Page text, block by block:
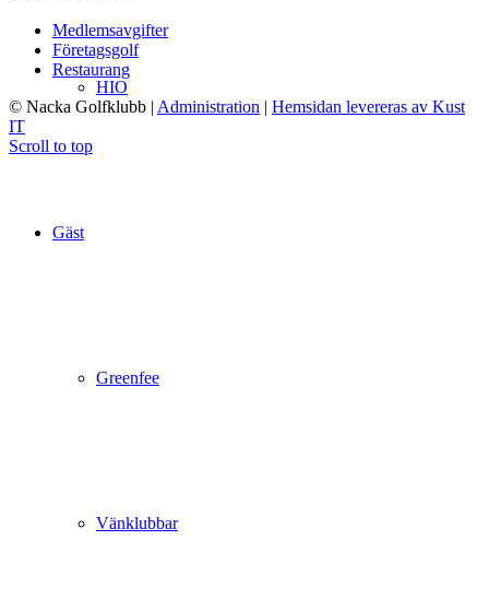
HIO
Gäst
Greenfee
Vänklubbar
Medlemsavgifter
Företagsgolf
Restaurang
© Nacka Golfklubb | Administration | Hemsidan levereras av Kust
IT
Scroll to top